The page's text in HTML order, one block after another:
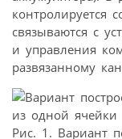
контролируется
связываются с
и управления
развязанному
Рис. 1. Вариант